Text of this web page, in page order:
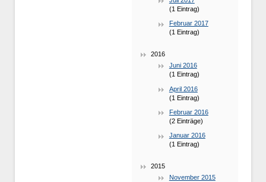
(1 Eintrag)
Februar 2017
(1 Eintrag)
2016
Juni 2016
(1 Eintrag)
April 2016
(1 Eintrag)
Februar 2016
(2 Einträge)
Januar 2016
(1 Eintrag)
2015
November 2015